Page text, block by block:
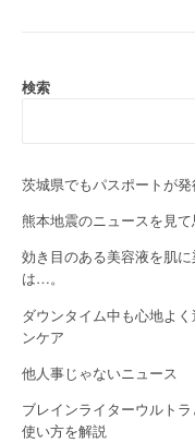
a
i
g
a
t
i
o
n
検索
茨城県でもパスポートが
熊本地震のニュースを見て
効き目のある美容液を肌
は…。
ダウンタイム中も心地よ
ンケア
他人事じゃないニュース
ブレインライターウルト
使い方を解説